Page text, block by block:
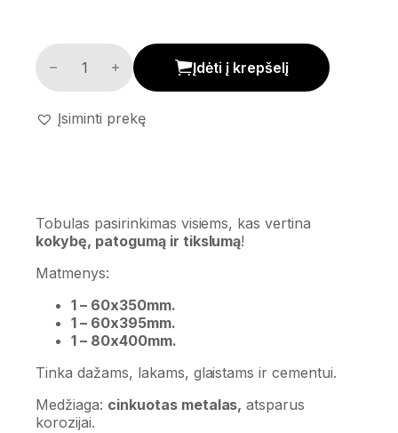
3 dalių maišymo rinkinys 'Spectrum' kiekis
Įdėti į krepšelį
Įsiminti prekę
Tobulas pasirinkimas visiems, kas vertina
kokybę, patogumą ir tikslumą!
Matmenys:
1 – 60x350mm.
1 – 60x395mm.
1 – 80x400mm.
Tinka dažams, lakams, glaistams ir cementui.
Medžiaga: cinkuotas metalas, atsparus
korozijai.